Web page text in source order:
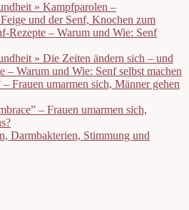
» Kampfparolen –
und der Senf, Knochen zum
Rezepte – Warum und Wie: Senf
» Die Zeiten ändern sich – und
– Warum und Wie: Senf selbst machen
– Frauen umarmen sich, Männer gehen
– Frauen umarmen sich,
Darmbakterien, Stimmung und